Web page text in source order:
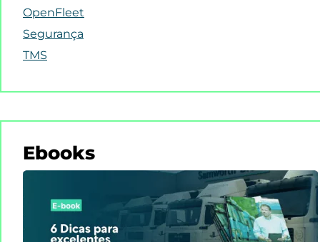
OpenFleet
Segurança
TMS
Ebooks